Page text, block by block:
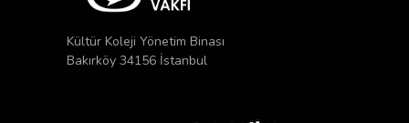
Kültür Koleji Yönetim Binası
Bakırköy 34156 İstanbul